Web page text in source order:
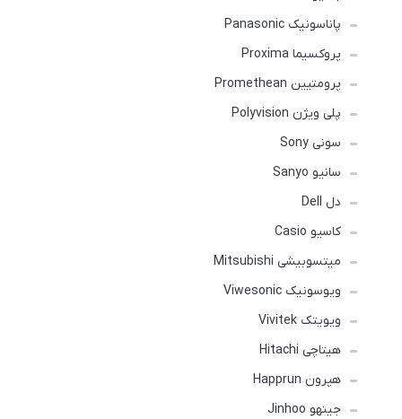
پاناسونیک Panasonic
پروکسیما Proxima
پرومتیین Promethean
پلی ویژن Polyvision
سونی Sony
سانیو Sanyo
دل Dell
کاسیو Casio
میتسوبیشی Mitsubishi
ویوسونیک Viwesonic
ویویتک Vivitek
هیتاچی Hitachi
هپرون Happrun
جینهو Jinhoo